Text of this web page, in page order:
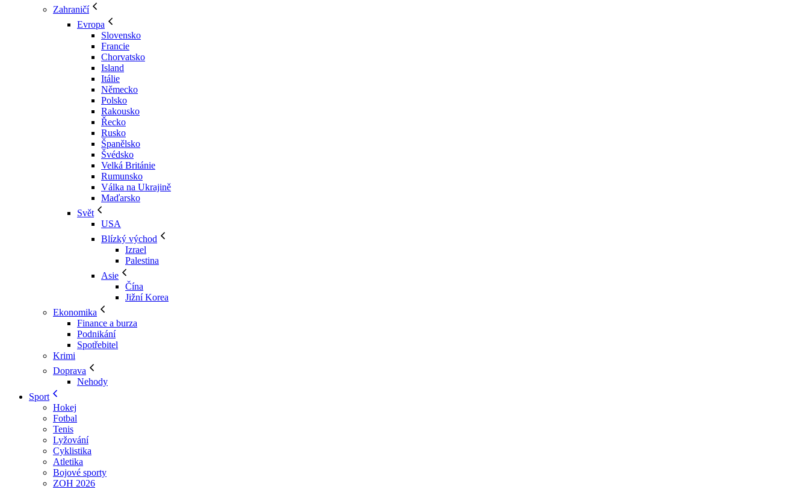
Zahraničí
Evropa
Slovensko
Francie
Chorvatsko
Island
Itálie
Německo
Polsko
Rakousko
Řecko
Rusko
Španělsko
Švédsko
Velká Británie
Rumunsko
Válka na Ukrajině
Maďarsko
Svět
USA
Blízký východ
Izrael
Palestina
Asie
Čína
Jižní Korea
Ekonomika
Finance a burza
Podnikání
Spotřebitel
Krimi
Doprava
Nehody
Sport
Hokej
Fotbal
Tenis
Lyžování
Cyklistika
Atletika
Bojové sporty
ZOH 2026